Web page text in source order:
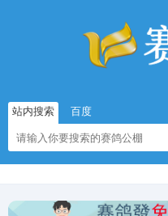
站内搜索 百度